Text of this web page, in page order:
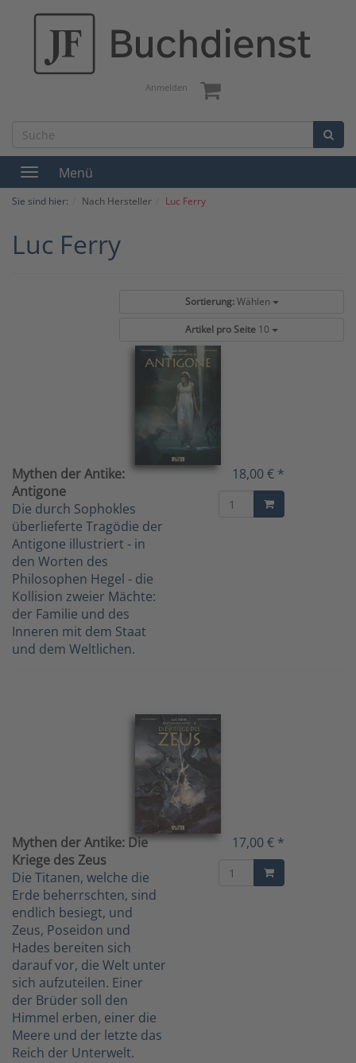
Anmelden
Toggle
navigation
Menü
Sie sind hier: Nach Hersteller Luc Ferry
Luc Ferry
Sortierung: Wählen
Artikel pro Seite 10
Mythen der Antike:
Antigone
Die durch Sophokles
überlieferte Tragödie der
Antigone illustriert - in
den Worten des
Philosophen Hegel - die
Kollision zweier Mächte:
der Familie und des
Inneren mit dem Staat
und dem Weltlichen.
18,00 € *
Mythen der Antike: Die
Kriege des Zeus
Die Titanen, welche die
Erde beherrschten, sind
endlich besiegt, und
Zeus, Poseidon und
Hades bereiten sich
darauf vor, die Welt unter
sich aufzuteilen. Einer
der Brüder soll den
Himmel erben, einer die
Meere und der letzte das
Reich der Unterwelt.
17,00 € *